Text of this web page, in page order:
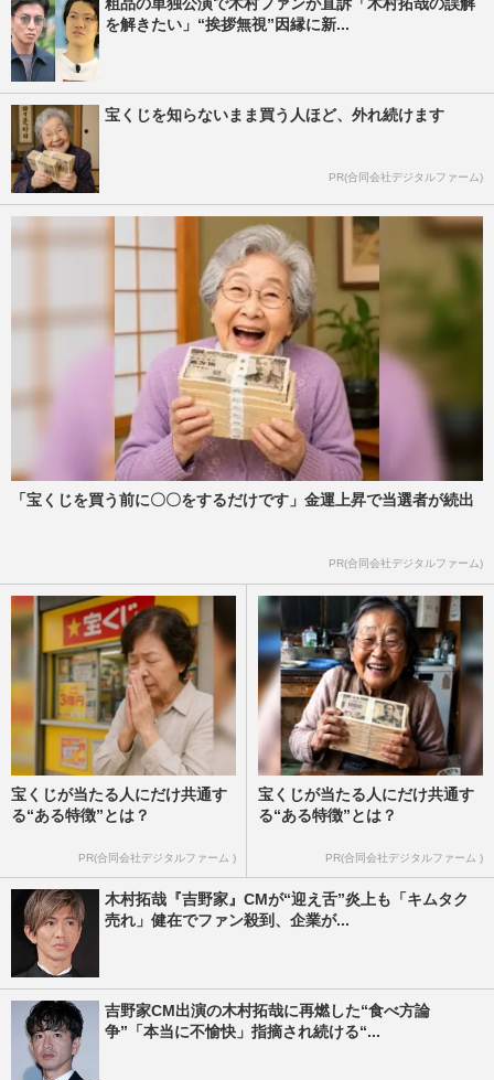
を解きたい」“挨拶無視”因縁に新...
宝くじを知らないまま買う人ほど、外れ続けます
PR(合同会社デジタルファーム)
「宝くじを買う前に〇〇をするだけです」金運上昇で当選者が続出
PR(合同会社デジタルファーム)
宝くじが当たる人にだけ共通す
る“ある特徴”とは？
PR(合同会社デジタルファーム )
宝くじが当たる人にだけ共通す
る“ある特徴”とは？
PR(合同会社デジタルファーム )
木村拓哉『吉野家』CMが“迎え舌”炎上も「キムタク
売れ」健在でファン殺到、企業が...
吉野家CM出演の木村拓哉に再燃した“食べ方論
争”「本当に不愉快」指摘され続ける“...